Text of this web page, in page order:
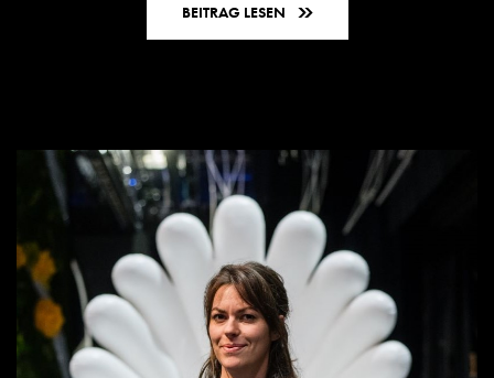
BEITRAG LESEN